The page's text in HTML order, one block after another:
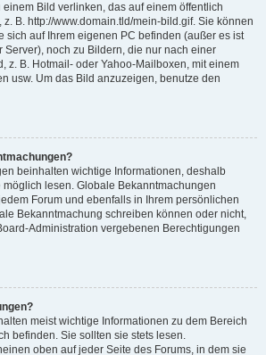
Bild verlinken, das auf einem öffentlich
B. http://www.domain.tld/mein-bild.gif. Sie können
sich auf Ihrem eigenen PC befinden (außer es ist
noch zu Bildern, die nur nach einer
z. B. Hotmail- oder Yahoo-Mailboxen, mit einem
usw. Um das Bild anzuzeigen, benutze den
beinhalten wichtige Informationen, deshalb
lesen. Globale Bekanntmachungen
Forum und ebenfalls in Ihrem persönlichen
Bekanntmachung schreiben können oder nicht,
Administration vergebenen Berechtigungen
meist wichtige Informationen zu dem Bereich
befinden. Sie sollten sie stets lesen.
oben auf jeder Seite des Forums, in dem sie